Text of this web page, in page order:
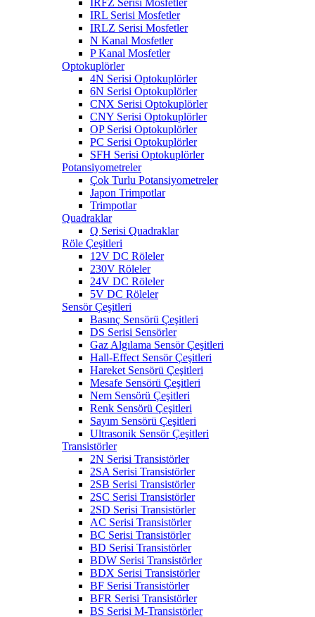
IRFZ Serisi Mosfetler
IRL Serisi Mosfetler
IRLZ Serisi Mosfetler
N Kanal Mosfetler
P Kanal Mosfetler
Optokuplörler
4N Serisi Optokuplörler
6N Serisi Optokuplörler
CNX Serisi Optokuplörler
CNY Serisi Optokuplörler
OP Serisi Optokuplörler
PC Serisi Optokuplörler
SFH Serisi Optokuplörler
Potansiyometreler
Çok Turlu Potansiyometreler
Japon Trimpotlar
Trimpotlar
Quadraklar
Q Serisi Quadraklar
Röle Çeşitleri
12V DC Röleler
230V Röleler
24V DC Röleler
5V DC Röleler
Sensör Çeşitleri
Basınç Sensörü Çeşitleri
DS Serisi Sensörler
Gaz Algılama Sensör Çeşitleri
Hall-Effect Sensör Çeşitleri
Hareket Sensörü Çeşitleri
Mesafe Sensörü Çeşitleri
Nem Sensörü Çeşitleri
Renk Sensörü Çeşitleri
Sayım Sensörü Çeşitleri
Ultrasonik Sensör Çeşitleri
Transistörler
2N Serisi Transistörler
2SA Serisi Transistörler
2SB Serisi Transistörler
2SC Serisi Transistörler
2SD Serisi Transistörler
AC Serisi Transistörler
BC Serisi Transistörler
BD Serisi Transistörler
BDW Serisi Transistörler
BDX Serisi Transistörler
BF Serisi Transistörler
BFR Serisi Transistörler
BS Serisi M-Transistörler